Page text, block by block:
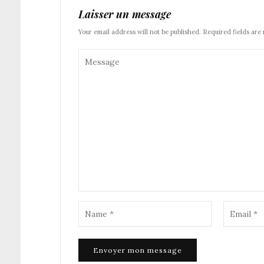
Laisser un message
Your email address will not be published. Required fields are